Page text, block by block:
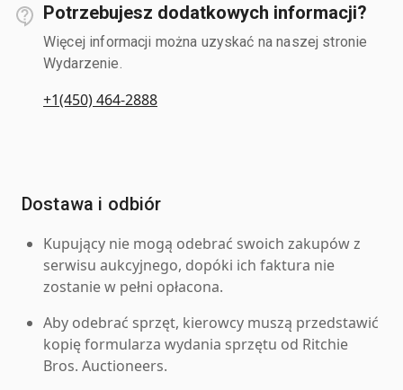
Potrzebujesz dodatkowych informacji?
Więcej informacji można uzyskać na naszej stronie
Wydarzenie.
+1(450) 464-2888
Dostawa i odbiór
Kupujący nie mogą odebrać swoich zakupów z
serwisu aukcyjnego, dopóki ich faktura nie
zostanie w pełni opłacona.
Aby odebrać sprzęt, kierowcy muszą przedstawić
kopię formularza wydania sprzętu od Ritchie
Bros. Auctioneers.